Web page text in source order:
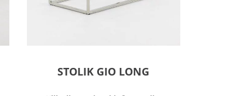
STOLIK GIO LONG